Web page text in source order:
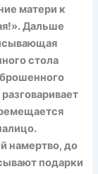
матери к
Дальше
стола
намертво, до
подарки